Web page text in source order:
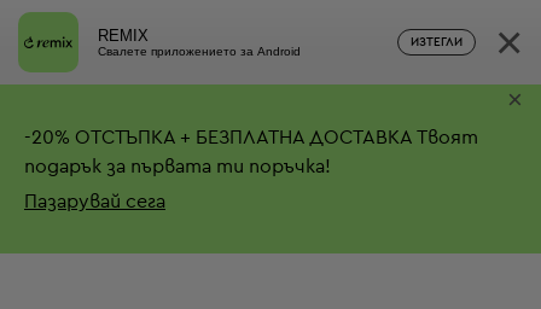
REMIX
Свалете приложението за Android
ИЗТЕГЛИ ×
-20% ОТСТЪПКА + БЕЗПЛАТНА ДОСТАВКА Твоят
подарък за първата ти поръчка!
Пазарувай сега
×